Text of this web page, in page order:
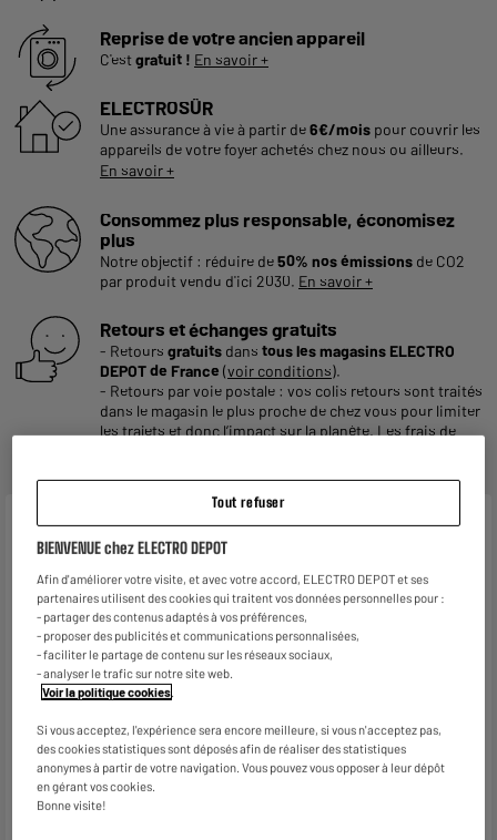
Reprise de votre ancien appareil
C'estgratuit ! En savoir +
ELECTROSÛR
Une assurance à vie à partir de6€/mois pour couvrir les
appareils de votre foyer achetés chez nous ou ailleurs.
En savoir +
Consommez plus responsable, économisez
plus
Notre objectif : réduire de50% nos émissions de CO2
par produit vendu d'ici 2030. En savoir +
Retours et échanges gratuits
- Retours gratuits dans tous les magasins ELECTRO
DEPOT de France (voir conditions).
- Retours par voie postale : vos colis retours sont traités
dans le magasin le plus proche de chez vous pour limiter
les trajets et donc l’impact sur la planète. Les frais de
Caractéristiques
Marque VALBERG
Type Hotte inclinée
Type d'aspiration
Evacuation extérieure ou
Nombre de vitesses 4
Puissance moteur
Tout refuser
BIENVENUE chez ELECTRO DEPOT
Afin d'améliorer votre visite, et avec votre accord, ELECTRO DEPOT et ses
partenaires utilisent des cookies qui traitent vos données personnelles pour :
- partager des contenus adaptés à vos préférences,
- proposer des publicités et communications personnalisées,
- faciliter le partage de contenu sur les réseaux sociaux,
- analyser le trafic sur notre site web.
Voir la politique cookies.
Si vous acceptez, l'expérience sera encore meilleure, si vous n'acceptez pas,
des cookies statistiques sont déposés afin de réaliser des statistiques
anonymes à partir de votre navigation. Vous pouvez vous opposer à leur dépôt
en gérant vos cookies.
Bonne visite!